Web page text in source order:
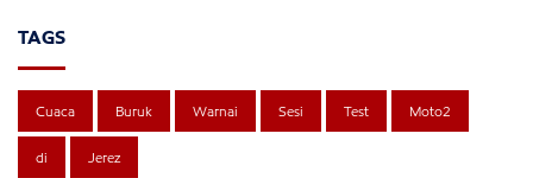
TAGS
Cuaca Buruk Warnai Sesi Test Moto2
di Jerez